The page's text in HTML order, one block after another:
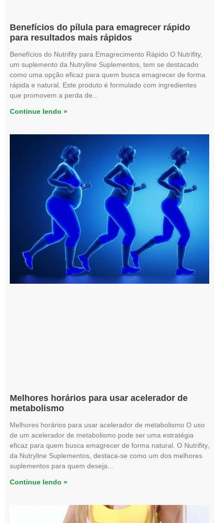
Benefícios do pílula para emagrecer rápido
para resultados mais rápidos
Benefícios do Nutrifity para Emagrecimento Rápido O Nutrifity,
um suplemento da Nutryline Suplementos, tem se destacado
como uma opção eficaz para quem busca emagrecer de forma
rápida e natural. Este produto é formulado com ingredientes
que promovem a perda de
Continue lendo »
Melhores horários para usar acelerador de
metabolismo
Melhores horários para usar acelerador de metabolismo O uso
de um acelerador de metabolismo pode ser uma estratégia
eficaz para quem busca emagrecer de forma natural. O Nutrifity,
da Nutryline Suplementos, destaca-se como um dos melhores
suplementos para quem deseja
Continue lendo »